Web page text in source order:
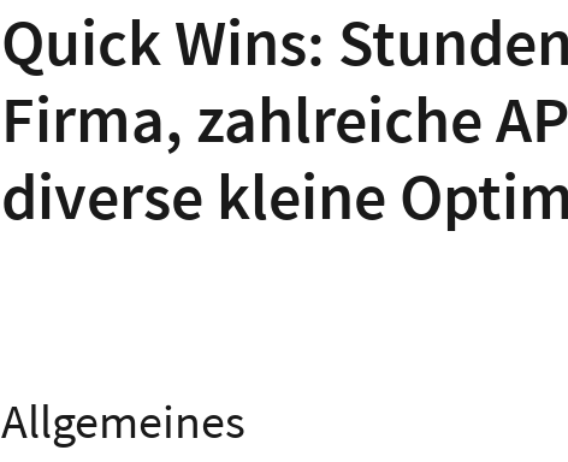
Quick Wins:
Firma, zahlreiche
diverse kleine
Allgemeines